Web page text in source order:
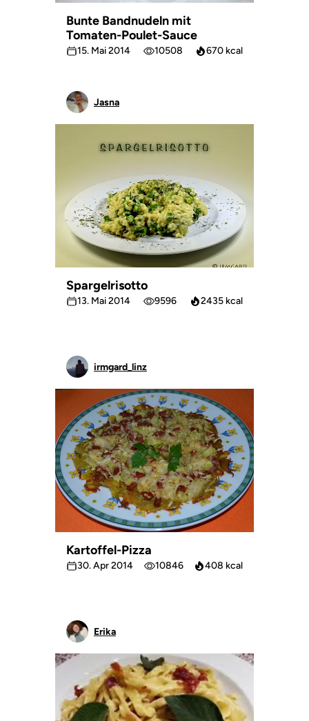
Bunte Bandnudeln mit
Tomaten-Poulet-Sauce
15. Mai 2014 10508 670 kcal
Jasna
Spargelrisotto
13. Mai 2014 9596 2435 kcal
irmgard_linz
Kartoffel-Pizza
30. Apr 2014 10846 408 kcal
Erika